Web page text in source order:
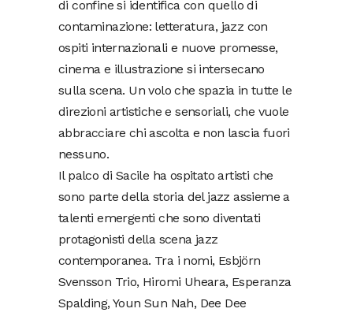
di confine si identifica con quello di
contaminazione: letteratura, jazz con
ospiti internazionali e nuove promesse,
cinema e illustrazione si intersecano
sulla scena. Un volo che spazia in tutte le
direzioni artistiche e sensoriali, che vuole
abbracciare chi ascolta e non lascia fuori
nessuno.
Il palco di Sacile ha ospitato artisti che
sono parte della storia del jazz assieme a
talenti emergenti che sono diventati
protagonisti della scena jazz
contemporanea. Tra i nomi, Esbjörn
Svensson Trio, Hiromi Uheara, Esperanza
Spalding, Youn Sun Nah, Dee Dee